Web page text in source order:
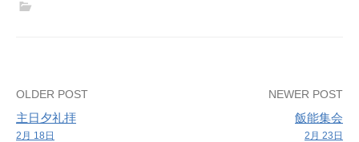
Post
navigation
OLDER POST
主日夕礼拝
2月 18日
NEWER POST
飯能集会
2月 23日